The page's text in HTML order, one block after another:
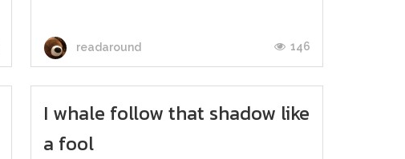
readaround 146
I whale follow that shadow like
a fool